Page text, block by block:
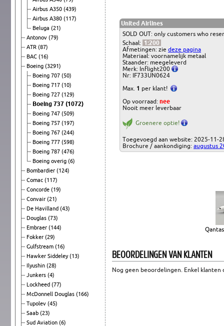
Airbus A350 (439)
Airbus A380 (117)
Beluga (21)
Antonov (79)
ATR (87)
BAC (16)
Boeing (3291)
Boeing 707 (50)
Boeing 717 (10)
Boeing 727 (129)
Boeing 737 (1072)
Boeing 747 (509)
Boeing 757 (197)
Boeing 767 (244)
Boeing 777 (598)
Boeing 787 (476)
Boeing overig (6)
Bombardier (124)
Comac (117)
Concorde (19)
Convair (21)
De Havilland (43)
Douglas (73)
Embraer (144)
Fokker (29)
Gulfstream (16)
Hawker Siddeley(13)
Ilyushin (28)
Junkers (4)
Lockheed (77)
McDonnell Douglas (166)
Tupolev (45)
Saab (23)
Sud Aviation (6)
United Airlines
SOLD OUT: only customers who
Schaal: 1:200
Afmetingen: zie deze pagina
Materiaal: voornamelijk metaal
Staander: meegeleverd
Merk: Inflight200
Nr: IF733UN0624
Max. 1 per klant!
Op voorraad: nee
Nooit meer leverbaar
Groenere optie!
Toegevoegd aan website: 2025-11-
Brochure / aankondiging: augustus
BEOORDELINGEN VAN KLANTEN
Nog geen beoordelingen. Enkel